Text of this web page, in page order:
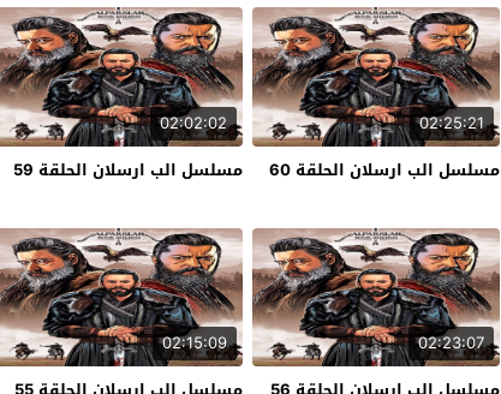
02:25:21
مسلسل الب ارسلان الحلقة 60
02:02:02
مسلسل الب ارسلان الحلقة 59
02:23:07
02:15:09